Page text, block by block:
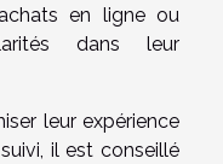
en ligne ou
dans leur
leur expérience
il est conseillé